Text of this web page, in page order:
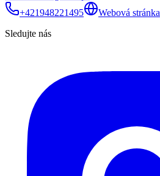
+421948221495
Webová stránka
Sledujte nás